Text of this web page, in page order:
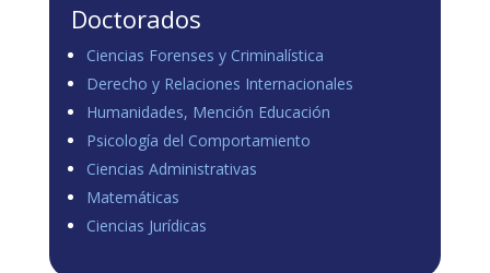
Doctorados
Ciencias Forenses y Criminalística
Derecho y Relaciones Internacionales
Humanidades, Mención Educación
Psicología del Comportamiento
Ciencias Administrativas
Matemáticas
Ciencias Jurídicas